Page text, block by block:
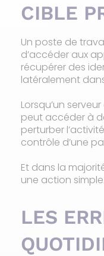
CIBLE
Un poste de
d’accéder aux
récupérer des
latéralement
Lorsqu’un
peut accéder à
perturber
contrôle d’une
Et dans la
une action simple.
LES